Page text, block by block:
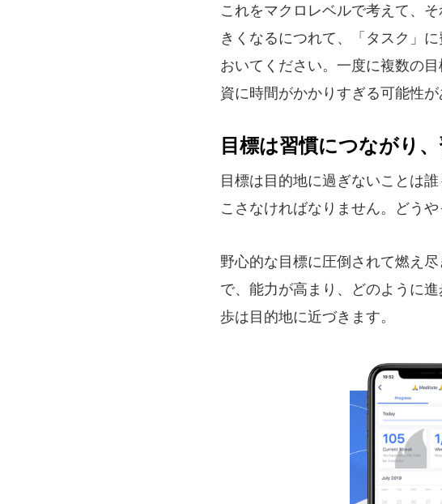
これをマクロレベルで考えて、
きくなるにつれて、「タスク」
おいてください。一度に複数の
資に時間がかかりすぎる可能性が
目標は習慣につながり
目標は目的地に過ぎないことは
こさなければなりません。どうや
野心的な目標に圧倒されて燃え
で、能力が高まり、どのように
歩は目的地に近づきます。